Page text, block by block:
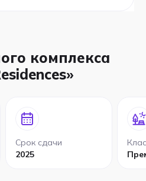
комплекса
Срок сдачи
2025